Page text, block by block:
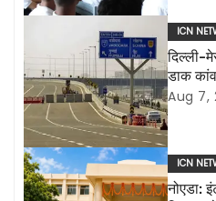
g
a
t
i
o
ICN
दिल्ली-
डाक
Aug 7,
ICN
नोएडा: